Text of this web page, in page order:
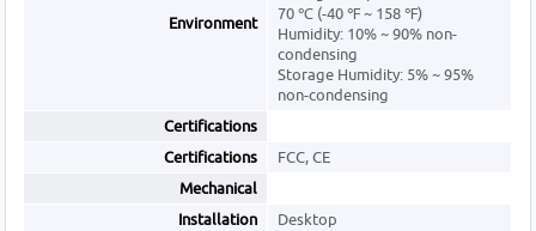
Environment
70 ℃ (-40 ℉ ~ 158 ℉)
Humidity: 10% ~ 90% non-
condensing
Storage Humidity: 5% ~ 95%
non-condensing
Certifications
Certifications
FCC, CE
Mechanical
Installation
Desktop